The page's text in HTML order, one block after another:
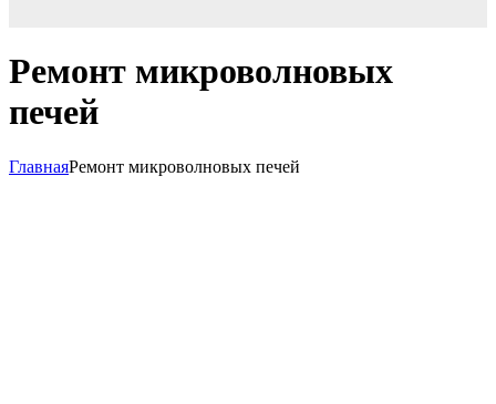
Ремонт микроволновых
печей
ГлавнаяРемонт микроволновых печей